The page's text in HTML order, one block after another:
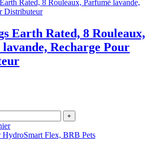
Earth Rated, 8 Rouleaux,
Recharge Pour
+